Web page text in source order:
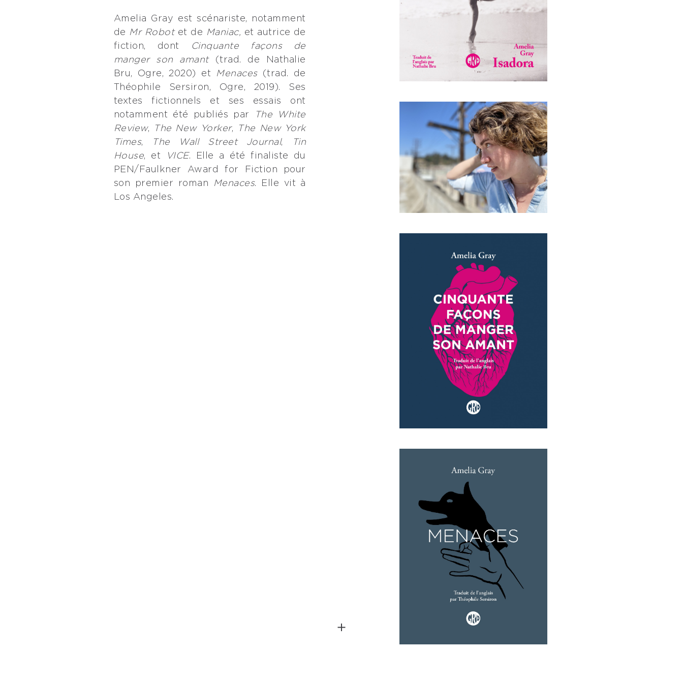
Amelia Gray est scénariste, notamment
de Mr Robotet de Maniac, et autrice de
fiction, dont
Cinquante façons de
manger son amant(trad. de Nathalie
Bru, Ogre, 2020) et Menaces (trad. de
Théophile Sersiron, Ogre, 2019). Ses
textes fictionnels et ses essais ont
notamment été publiés par
The White
Review, The New Yorker,
The New York
Times, The Wall Street Journal,
Tin
House, et VICE. Elle a été finaliste du
PEN/Faulkner Award for Fiction pour
son premier roman
Menaces. Elle vit à
Los Angeles.